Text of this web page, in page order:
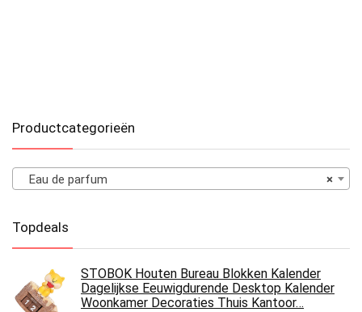
Productcategorieën
×
Eau de parfum
Topdeals
STOBOK Houten Bureau Blokken Kalender
Dagelijkse Eeuwigdurende Desktop Kalender
Woonkamer Decoraties Thuis Kantoor…